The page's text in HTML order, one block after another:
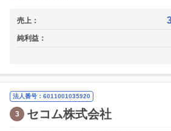
売上：
純利益：
法人番号：6011001035920
3 セコム株式会社